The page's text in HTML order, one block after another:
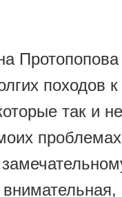
Протопопова
походов к
так и